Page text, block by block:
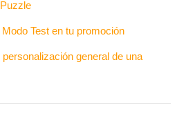
Test en tu promoción
general de una